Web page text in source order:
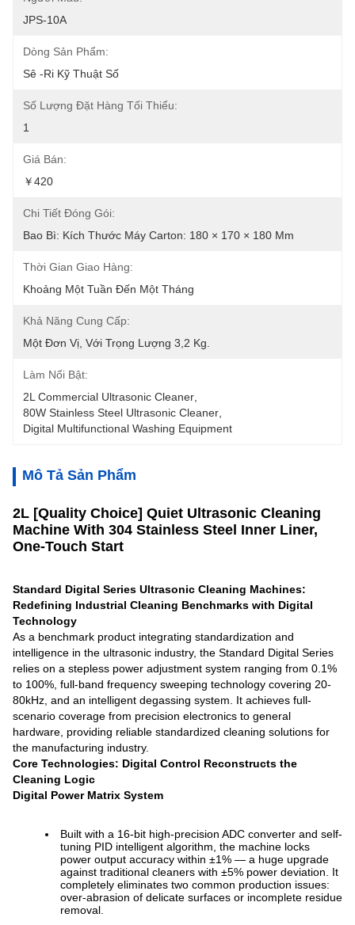
JPS-10A
Dòng Sản Phẩm:
Sê -ri Kỹ Thuật Số
Số Lượng Đặt Hàng Tối Thiểu:
1
Giá Bán:
￥420
Chi Tiết Đóng Gói:
Bao Bì: Kích Thước Máy Carton: 180 × 170 × 180 Mm
Thời Gian Giao Hàng:
Khoảng Một Tuần Đến Một Tháng
Khả Năng Cung Cấp:
Một Đơn Vị, Với Trọng Lượng 3,2 Kg.
Làm Nổi Bật:
2L Commercial Ultrasonic Cleaner
80W Stainless Steel Ultrasonic Cleaner
Digital Multifunctional Washing Equipment
Mô Tả Sản Phẩm
2L [Quality Choice] Quiet Ultrasonic Cleaning
Machine With 304 Stainless Steel Inner Liner,
One-Touch Start
Standard Digital Series Ultrasonic Cleaning Machines:
Redefining Industrial Cleaning Benchmarks with Digital
Technology
As a benchmark product integrating standardization and
intelligence in the ultrasonic industry, the Standard Digital Series
relies on a stepless power adjustment system ranging from 0.1%
to 100%, full-band frequency sweeping technology covering 20-
80kHz, and an intelligent degassing system. It achieves full-
scenario coverage from precision electronics to general
hardware, providing reliable standardized cleaning solutions for
the manufacturing industry.
Core Technologies: Digital Control Reconstructs the
Cleaning Logic
Digital Power Matrix System
Built with a 16-bit high-precision ADC converter and self-
tuning PID intelligent algorithm, the machine locks
power output accuracy within ±1% — a huge upgrade
against traditional cleaners with ±5% power deviation. It
completely eliminates two common production issues:
over-abrasion of delicate surfaces or incomplete residue
removal.